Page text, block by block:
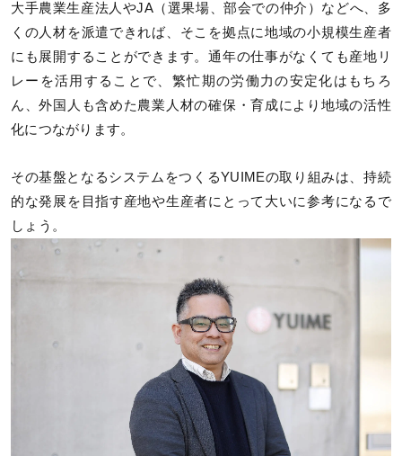
大手農業生産法人やJA（選果場、部会での仲介）などへ、多
くの人材を派遣できれば、そこを拠点に地域の小規模生産者
にも展開することができます。通年の仕事がなくても産地リ
レーを活用することで、繁忙期の労働力の安定化はもちろ
ん、外国人も含めた農業人材の確保・育成により地域の活性
化につながります。
その基盤となるシステムをつくるYUIMEの取り組みは、持続
的な発展を目指す産地や生産者にとって大いに参考になるで
しょう。